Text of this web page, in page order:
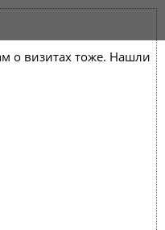
о визитах тоже. Нашли